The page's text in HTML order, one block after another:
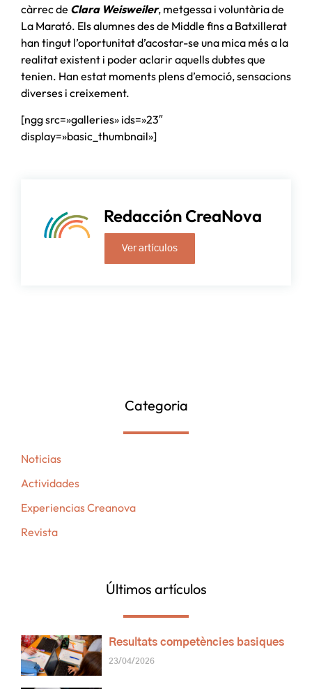
càrrec de Clara Weisweiler, metgessa i voluntària de
La Marató. Els alumnes des de Middle fins a Batxillerat
han tingut l’oportunitat d’acostar-se una mica més a la
realitat existent i poder aclarir aquells dubtes que
tenien. Han estat moments plens d’emoció, sensacions
diverses i creixement.
[ngg src=»galleries» ids=»23″
display=»basic_thumbnail»]
Redacción CreaNova
Ver artículos
Categoria
Noticias
Actividades
Experiencias Creanova
Revista
Últimos artículos
Resultats competències basiques
23/04/2026